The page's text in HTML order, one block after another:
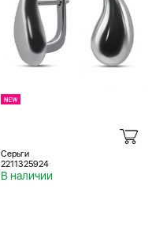
Серьги
2211325924
В наличии